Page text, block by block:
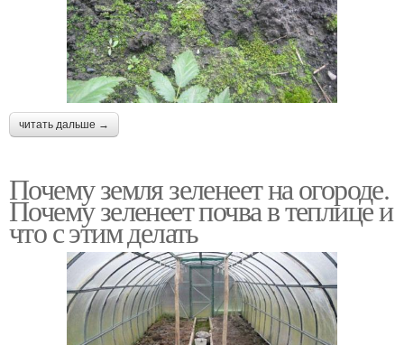
читать дальше →
Почему земля зеленеет на огороде.
Почему зеленеет почва в теплице и
что с этим делать